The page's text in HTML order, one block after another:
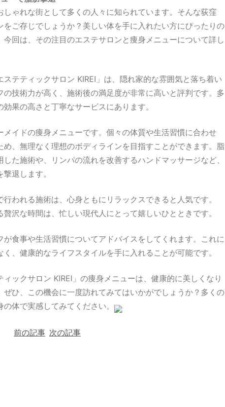
ゃれな街として多くの人々に知られています。そんな荻窪
ご存じでしょうか？美しい体を手に入れたい方にぴったりの
回は、その注目のエステサロンと痩身メニューについて詳し
テティックサロン KIREI」は、隠れ家的な雰囲気と落ち着い
技術力が高く、施術後の満足度が非常に高いと評判です。多
果の高さと丁寧なサービスにあります。
イドの痩身メニューです。個々の体質や生活習慣に合わせ
、無理なく理想のボディラインを目指すことができます。脂
た施術や、リンパの流れを改善するハンドマッサージなど、
退します。
われる施術は、心身ともにリラックスできると人気です。
沢な時間は、忙しい現代人にとって嬉しいひとときです。
食事や生活習慣についてアドバイスをしてくれます。これに
、健康的なライフスタイルを手に入れることが可能です。
ックサロン KIREI」の痩身メニューは、健康的に美しくなり
ひ、この機会に一度訪れてみてはいかがでしょうか？多くの
体で実感してみてください。
前の記事 次の記事